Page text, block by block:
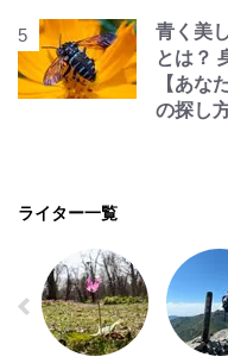
青く美
とは？
【あな
の探し
ライター一覧